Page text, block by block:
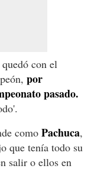
con el
por
pasado.
como Pachuca,
que tenía todo su
salir o ellos en